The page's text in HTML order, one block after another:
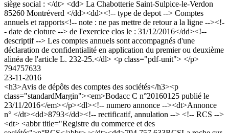
siège social : </dt> <dd> La Chabotterie Saint-Sulpice-le-Verdon
85260 Montréverd </dd><dd><!-- type de depot --> Comptes
annuels et rapports<!-- note : ne pas mettre de retour a la ligne --><!-
- date de cloture --> de l'exercice clos le : 31/12/2016</dd><!--
descriptif --> Les comptes annuels sont accompagnés d'une
déclaration de confidentialité en application du premier ou deuxième
alinéa de l'article L. 232-25.</dl> <p class="pdf-unit"> </p>
794757633
23-11-2016
<h3>Avis de dépôts des comptes des sociétés</h3><p
class="standardMargin"><em>Bodacc C n°20160125 publié le
23/11/2016</em></p><dl><!-- numero annonce --><dt>Annonce
n° </dt><dd>8793</dd><!-- rectificatif, annulation --> <!-- RCS -->
<dt> <abbr title="Registre du commerce et des